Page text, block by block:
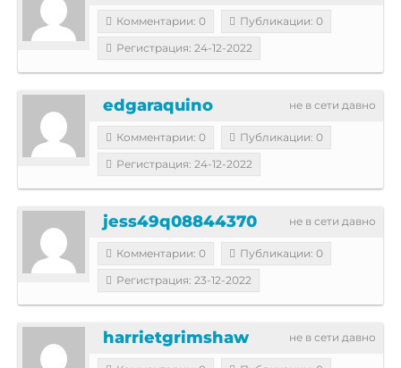
Комментарии: 0
Публикации: 0
Регистрация: 24-12-2022
не в сети давно
edgaraquino
Комментарии: 0
Публикации: 0
Регистрация: 24-12-2022
не в сети давно
jess49q08844370
Комментарии: 0
Публикации: 0
Регистрация: 23-12-2022
не в сети давно
harrietgrimshaw